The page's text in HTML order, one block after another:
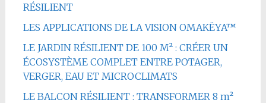
RÉSILIENT
LES APPLICATIONS DE LA VISION OMAKËYA™
LE JARDIN RÉSILIENT DE 100 M² : CRÉER UN
ÉCOSYSTÈME COMPLET ENTRE POTAGER,
VERGER, EAU ET MICROCLIMATS
LE BALCON RÉSILIENT : TRANSFORMER 8 m²